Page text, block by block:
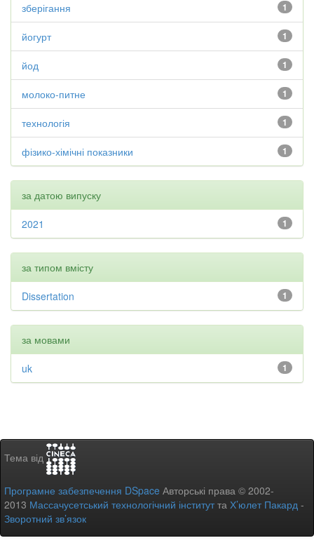
1
зберігання
1
йогурт
1
йод
1
молоко-питне
1
технологія
1
фізико-хімічні показники
за датою випуску
1
2021
за типом вмісту
1
Dissertation
за мовами
1
uk
Тема від
Програмне забезпечення DSpace Авторські права © 2002-
2013 Массачусетський технологічний інститутта Х’юлет Пакард -
Зворотний зв’язок